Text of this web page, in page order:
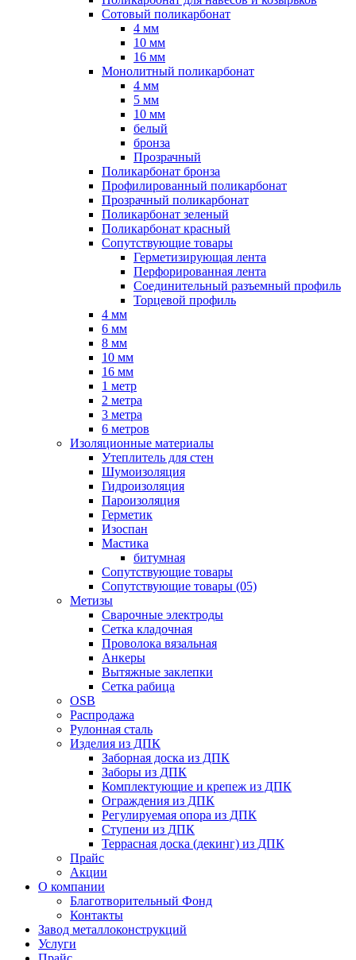
Сотовый поликарбонат
4 мм
10 мм
16 мм
Монолитный поликарбонат
4 мм
5 мм
10 мм
белый
бронза
Прозрачный
Поликарбонат бронза
Профилированный поликарбонат
Прозрачный поликарбонат
Поликарбонат зеленый
Поликарбонат красный
Сопутствующие товары
Герметизирующая лента
Перфорированная лента
Соединительный разъемный профиль
Торцевой профиль
4 мм
6 мм
8 мм
10 мм
16 мм
1 метр
2 метра
3 метра
6 метров
Изоляционные материалы
Утеплитель для стен
Шумоизоляция
Гидроизоляция
Пароизоляция
Герметик
Изоспан
Мастика
битумная
Сопутствующие товары
Сопутствующие товары (05)
Метизы
Сварочные электроды
Сетка кладочная
Проволока вязальная
Анкеры
Вытяжные заклепки
Сетка рабица
OSB
Распродажа
Рулонная сталь
Изделия из ДПК
Заборная доска из ДПК
Заборы из ДПК
Комплектующие и крепеж из ДПК
Ограждения из ДПК
Регулируемая опора из ДПК
Ступени из ДПК
Террасная доска (декинг) из ДПК
Прайс
Акции
О компании
Благотворительный Фонд
Контакты
Завод металлоконструкций
Услуги